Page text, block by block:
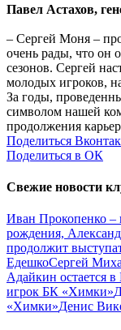
Павел Астахов,
– Сергей Моня –
очень рады, что он
сезонов. Сергей
молодых игроков,
За годы,
символом нашей
продолжения
Поделиться
Поделиться в ОК
Свежие новости
Иван Прокопенко
рождения,
продолжит
ЕдешкоСергей
Адайкин остается
игрок БК «Химки»
«Химки»Денис